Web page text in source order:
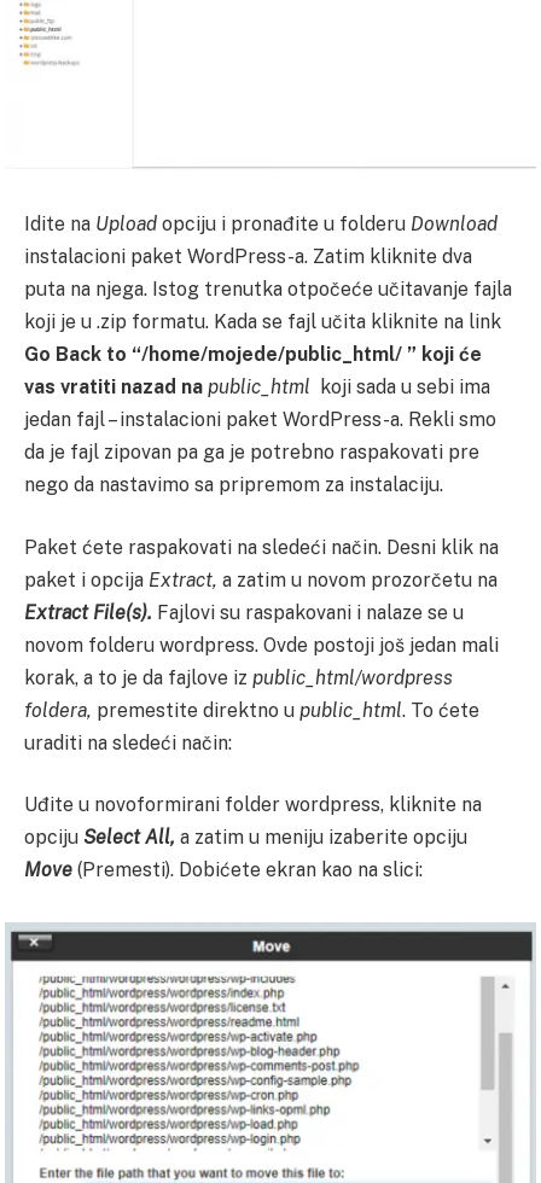
Idite na Upload opciju i pronađite u folderu Download
instalacioni paket WordPress-a. Zatim kliknite dva
puta na njega. Istog trenutka otpočeće učitavanje fajla
koji je u .zip formatu. Kada se fajl učita kliknite na link
Go Back to “/home/mojede/public_html/ ” koji će
vas vratiti nazad na public_html
koji sada u sebi ima
jedan fajl – instalacioni paket WordPress-a. Rekli smo
da je fajl zipovan pa ga je potrebno raspakovati pre
nego da nastavimo sa pripremom za instalaciju.
Paket ćete raspakovati na sledeći način. Desni klik na
paket i opcija Extract, a zatim u novom prozorčetu na
Extract File(s). Fajlovi su raspakovani i nalaze se u
novom folderu wordpress. Ovde postoji još jedan mali
korak, a to je da fajlove iz public_html/wordpress
foldera, premestite direktno u public_html. To ćete
uraditi na sledeći način:
Uđite u novoformirani folder wordpress, kliknite na
opciju Select All, a zatim u meniju izaberite opciju
Move (Premesti). Dobićete ekran kao na slici: